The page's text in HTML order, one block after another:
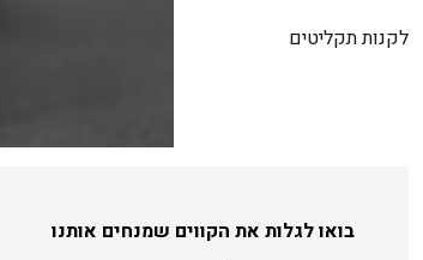
לקנות תקליטים
בואו לגלות את הקווים שמנחים אותנו